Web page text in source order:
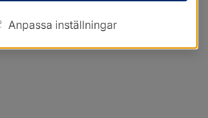
Anpassa inställningar